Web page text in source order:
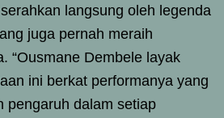
langsung oleh legenda
juga pernah meraih
“Ousmane Dembele layak
ini berkat performanya yang
pengaruh dalam setiap